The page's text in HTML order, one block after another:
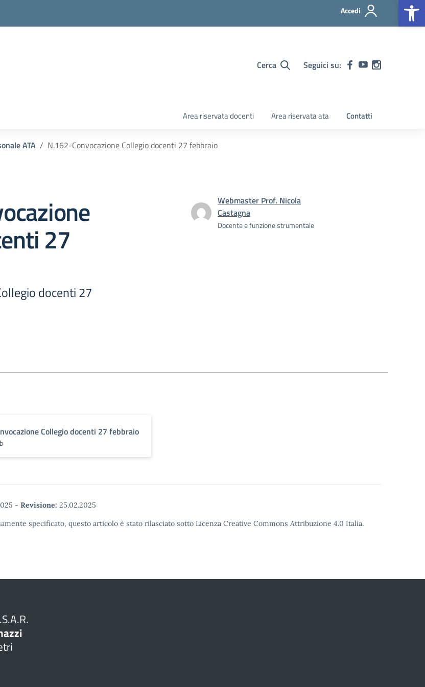
Accedi
Cerca Seguici su:
Area riservata docenti Area riservata ata Contatti
ATA N.162-Convocazione Collegio docenti 27 febbraio
27
docenti 27
Webmaster Prof. Nicola
Castagna
Docente e funzione strumentale
Collegio docenti 27 febbraio
- Revisione: 25.02.2025
specificato, questo articolo è stato rilasciato sotto Licenza Creative Commons Attribuzione 4.0 Italia.